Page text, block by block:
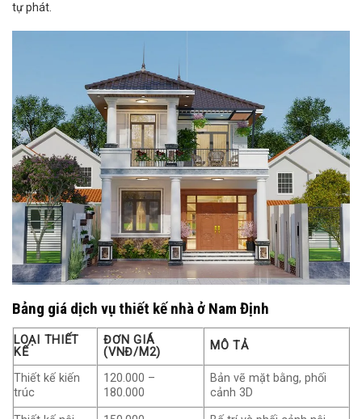
tự phát.
Bảng giá dịch vụ thiết kế nhà ở Nam Định
LOẠI THIẾT
KẾ
ĐƠN GIÁ
(VNĐ/M2)
MÔ TẢ
Thiết kế kiến
trúc
120.000 –
180.000
Bản vẽ mặt bằng, phối
cảnh 3D